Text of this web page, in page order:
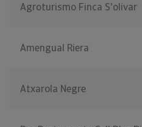
Agroturismo Finca S'olivar
Amengual Riera
Atxarola Negre